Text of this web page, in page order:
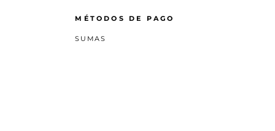
MÉTODOS DE PAGO
SUMAS